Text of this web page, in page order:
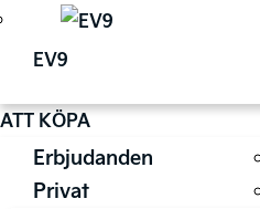
EV9
ATT KÖPA
Erbjudanden
Privat